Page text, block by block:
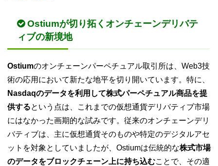
Ostiumが切り拓くオンチェーンデリバテ
ィブの新境地
Ostiumのオンチェーンパーペチュアル取引所は、Web3技
術の応用において新たな地平を切り開いています。特に、
Nasdaqのデータを利用して株式パーペチュアル商品を提
供するという点は、これまでの仮想通貨デリバティブ市場
にはなかった画期的な試みです。従来のオンチェーンデリ
バティブは、主に仮想通貨そのものや特定のデジタルアセ
ットを対象としていましたが、Ostiumは伝統的な株式市場
のデータをブロックチェーン上に持ち込むことで、その適